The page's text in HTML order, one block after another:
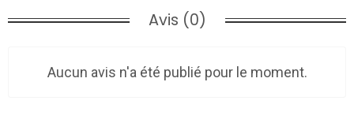
Avis (0)
Aucun avis n'a été publié pour le moment.